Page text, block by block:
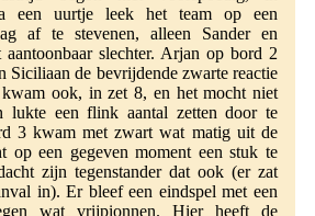
een uurtje leek het team op een
af te stevenen, alleen Sander en
aantoonbaar slechter. Arjan op bord 2
Siciliaan de bevrijdende zwarte reactie
ook, in zet 8, en het mocht niet
lukte een flink aantal zetten door te
3 kwam met zwart wat matig uit de
op een gegeven moment een stuk te
zijn tegenstander dat ook (er zat
in). Er bleef een eindspel met een
wat vrijpionnen. Hier heeft de